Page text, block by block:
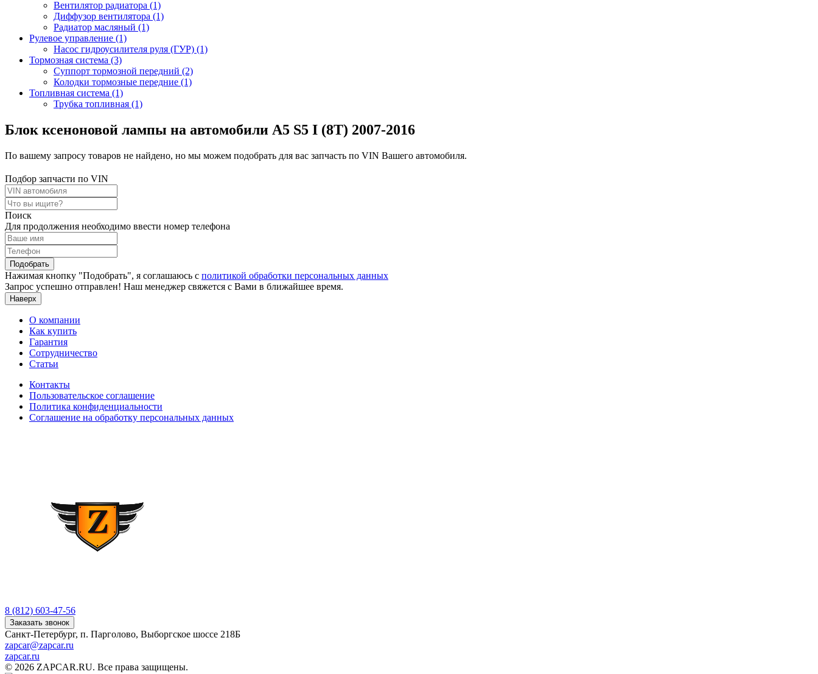
Вентилятор радиатора (1)
Диффузор вентилятора (1)
Радиатор масляный (1)
Рулевое управление (1)
Насос гидроусилителя руля (ГУР) (1)
Тормозная система (3)
Суппорт тормозной передний (2)
Колодки тормозные передние (1)
Топливная система (1)
Трубка топливная (1)
Блок ксеноновой лампы на автомобили A5 S5 I (8T) 2007-2016
По вашему запросу товаров не найдено, но мы можем подобрать для вас запчасть по VIN Вашего автомобиля.
Подбор запчасти по VIN
Поиск
Для продолжения необходимо ввести номер телефона
Подобрать
Нажимая кнопку "Подобрать", я соглашаюсь с политикой обработки персональных данных
Запрос успешно отправлен! Наш менеджер свяжется с Вами в ближайшее время.
Наверх
О компании
Как купить
Гарантия
Сотрудничество
Статьи
Контакты
Пользовательское соглашение
Политика конфиденциальности
Соглашение на обработку персональных данных
8 (812) 603-47-56
Заказать звонок
Санкт-Петербург, п. Парголово, Выборгское шоссе 218Б
zapcar@zapcar.ru
zapcar.ru
© 2026 ZAPCAR.RU. Все права защищены.